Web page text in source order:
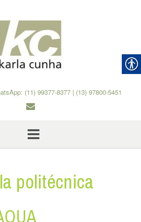
(11) 99377-8377 | (13) 97800-5451
politécnica